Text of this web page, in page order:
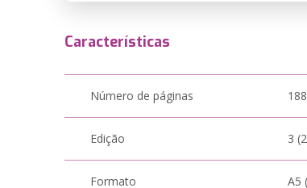
Características
Número de páginas 188
Edição 3
Formato A5